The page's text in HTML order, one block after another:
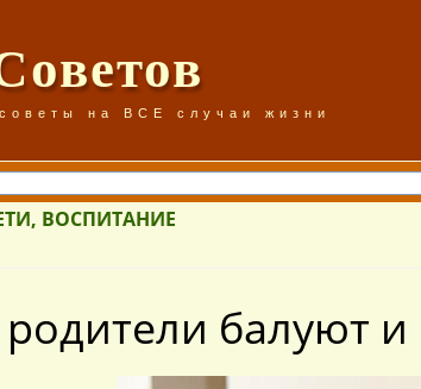
на ВСЕ случаи жизни
ВОСПИТАНИЕ
балуют и